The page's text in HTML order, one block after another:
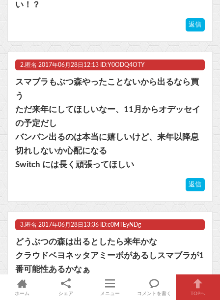
【ウマ娘】バッドイベントの中でもサボり癖だけは許さん
マスク 十兆円を失う‥投資家「アメリカ党？バカかコイツw」
い！？
返信
2. 匿名 2017年06月28日12:13 ID:Y0ODQ4OTY
スマブラもぶつ森やったことないから出るなら買
う
ただ来年にしてほしいなー、11月からオデッセイ
の予定だし
バンバン出るのは本当に嬉しいけど、来年以降息
切れしないか心配になる
Switch には長く頑張ってほしい
返信
3. 匿名 2017年06月28日13:36 ID:c0MTEyNDg
どうぶつの森は出るとしたら来年かな
クラウドベヨネッタアミーボがあるしスマブラが1
番可能性あるかなぁ
返信
ホーム シェア メニュー コメントを書く TOPへ